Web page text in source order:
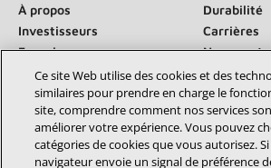
À propos
Durabilité
Investisseurs
Carrières
Fournisseurs
Nous
Salle de presse
Communiquez avec nous :
Ce site Web utilise des cookies et des
similaires pour prendre en charge le
site, comprendre comment nos services
améliorer votre expérience. Vous pouvez
catégories de cookies que vous autorisez.
navigateur envoie un signal de préférence